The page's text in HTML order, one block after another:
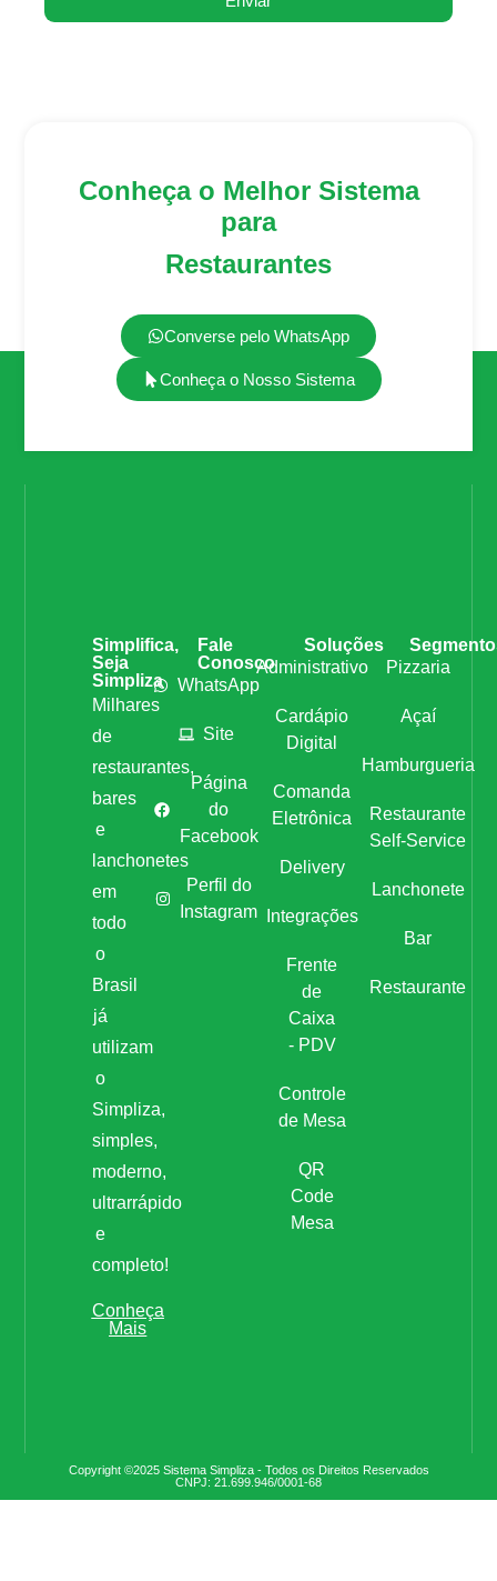
Conheça o Melhor Sistema
para
Restaurantes
Converse pelo WhatsApp
Conheça o Nosso Sistema
Simplifica,
Seja
Simpliza
Milhares
de
restaurantes,
bares
e
lanchonetes
em
todo
o
Brasil
já
utilizam
o
Simpliza,
simples,
moderno,
ultrarrápido
e
completo!
Conheça
Mais
Fale
Conosco
WhatsApp
Site
Página
do
Facebook
Perfil do
Instagram
Soluções
Administrativo
Cardápio
Digital
Comanda
Eletrônica
Delivery
Integrações
Frente
de
Caixa
- PDV
Controle
de Mesa
QR
Code
Mesa
Pizzaria
Açaí
Hamburgueria
Restaurante
Self-Service
Lanchonete
Bar
Restaurante
Copyright ©2025 Sistema Simpliza - Todos os Direitos Reservados
CNPJ: 21.699.946/0001-68